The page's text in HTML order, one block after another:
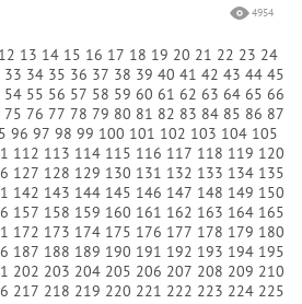
4954
12 13 14 15 16 17 18 19 20 21 22 23 24
33 34 35 36 37 38 39 40 41 42 43 44 45
54 55 56 57 58 59 60 61 62 63 64 65 66
75 76 77 78 79 80 81 82 83 84 85 86 87
96 97 98 99 100 101 102 103 104 105
112 113 114 115 116 117 118 119 120
127 128 129 130 131 132 133 134 135
142 143 144 145 146 147 148 149 150
157 158 159 160 161 162 163 164 165
172 173 174 175 176 177 178 179 180
187 188 189 190 191 192 193 194 195
202 203 204 205 206 207 208 209 210
217 218 219 220 221 222 223 224 225